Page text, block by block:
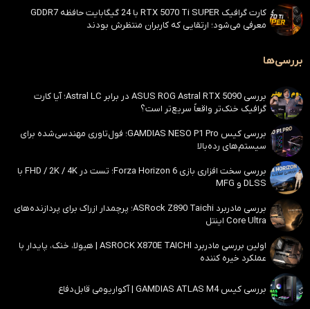
کارت گرافیک RTX 5070 Ti SUPER با 24 گیگابایت حافظه GDDR7
معرفی می‌شود؛ ارتقایی که کاربران منتظرش بودند
بررسی‌ها
بررسی ASUS ROG Astral RTX 5090 در برابر Astral LC؛ آیا کارت
گرافیک خنک‌تر واقعاً سریع‌تر است؟
بررسی کیس GAMDIAS NESO P1 Pro؛ فول‌تاوری مهندسی‌شده برای
سیستم‌های رده‌بالا
بررسی سخت افزاری بازی Forza Horizon 6؛ تست در FHD / 2K / 4K با
DLSS و MFG
بررسی مادربرد ASRock Z890 Taichi؛ پرچمدار ازراک برای پردازنده‌های
Core Ultra اینتل
اولین بررسی مادربرد ASROCK X870E TAICHI | هیولا، خنک، پایدار با
عملکرد خیره کننده
بررسی کیس GAMDIAS ATLAS M4 | آکواریومی قابل‌دفاع